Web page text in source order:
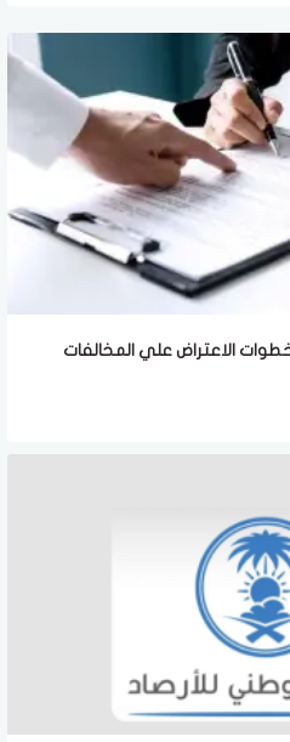
الاعتراض علي المخالفات